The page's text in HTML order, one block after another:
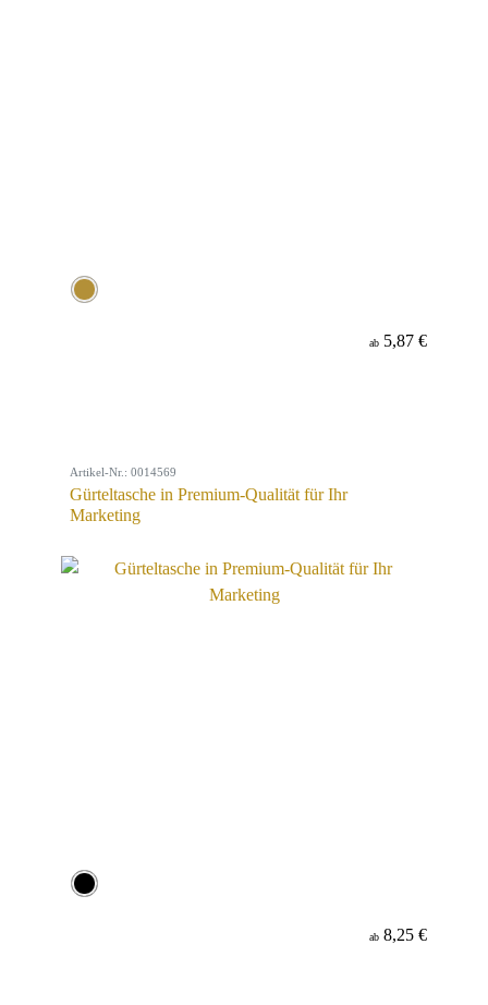
ab 5,87 €
Artikel-Nr.: 0014569
Gürteltasche in Premium-Qualität für Ihr
Marketing
ab 8,25 €